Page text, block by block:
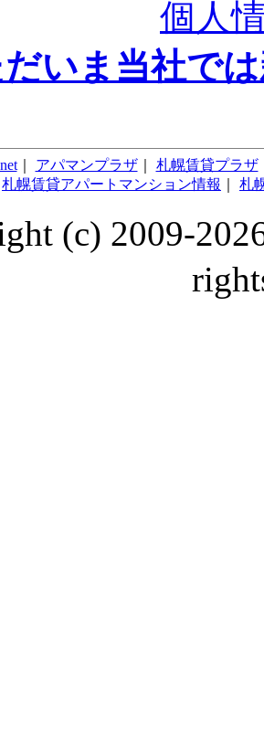
個人
いま当社で
｜ アパマンプラザ｜ 札幌賃貸プラザ
札幌賃貸アパートマンション情報 札
(c) 2009-